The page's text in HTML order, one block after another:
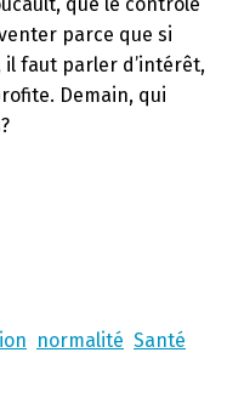
parce que si
faut parler d’intérêt,
Demain, qui
normalité Santé